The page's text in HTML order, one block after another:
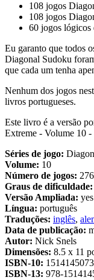
108 jogos
108 jogos
60 jogos lógicos
Eu garanto que todos
Diagonal Sudoku
que cada um tenha
Nenhum dos jogos
livros portugueses.
Este livro é a versão
Extreme - Volume 10 -
Séries de jogo:
Volume: 10
Número de jogos: 276
Graus de dificuldade:
Versão Ampliada: yes
Língua: português
Traduções: inglês,
Data de publicação:
Autor: Nick Snels
Dimensões: 8.5 x 11
ISBN-10: 1514145073
ISBN-13: 978-